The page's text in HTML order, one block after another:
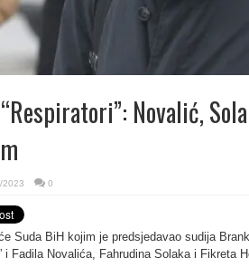
Novalić,
2023 0
Suda BiH kojim je predsjedavao sudija
i Fadila Novalića, Fahrudina Solaka i Fikreta